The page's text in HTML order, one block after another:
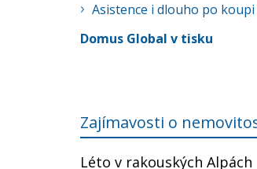
Asistence i dlouho po
Domus Global v tisku
Zajímavosti o
Léto v rakouských Alpách